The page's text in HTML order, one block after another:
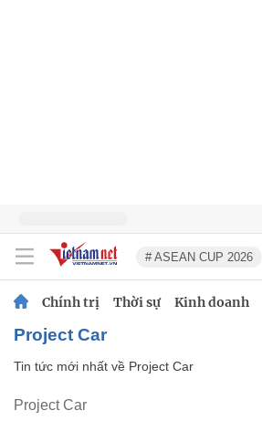
# ASEAN CUP 2026
Chính trị Thời sự Kinh doanh
Project Car
Tin tức mới nhất về Project Car
Project Car